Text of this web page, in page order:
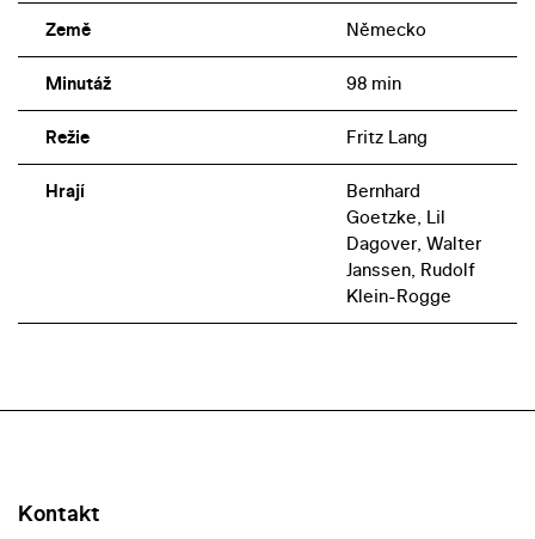
Země Německo
Minutáž 98 min
Režie Fritz Lang
Hrají
Bernhard
Goetzke, Lil
Dagover, Walter
Janssen, Rudolf
Klein-Rogge
Kontakt